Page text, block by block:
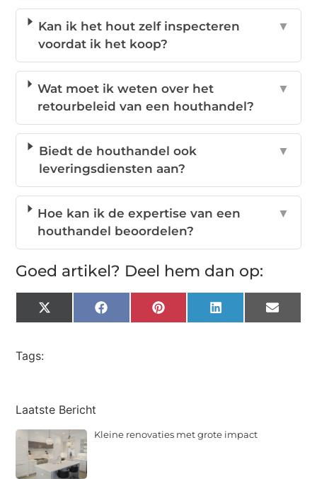
Kan ik het hout zelf inspecteren
voordat ik het koop?
▼
Wat moet ik weten over het
retourbeleid van een houthandel?
▼
Biedt de houthandel ook
leveringsdiensten aan?
▼
Hoe kan ik de expertise van een
houthandel beoordelen?
▼
Goed artikel? Deel hem dan op:
X
(Twitter)
FacebookPinterestLinkedInEmail
Tags:
Laatste Bericht
Kleine renovaties met grote impact